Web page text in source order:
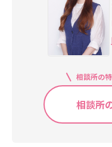
相談所の
相談所